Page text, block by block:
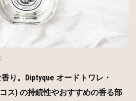
り。Diptyque オードトワレ・
コス) の持続性やおすすめの香る部